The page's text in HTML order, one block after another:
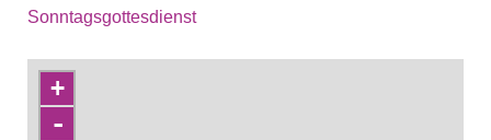
Sonntagsgottesdienst
+
-